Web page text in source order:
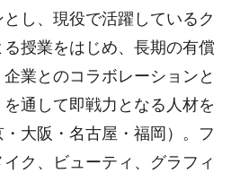
し、現役で活躍しているク
授業をはじめ、長期の有償
業とのコラボレーションと
通して即戦力となる人材を
大阪・名古屋・福岡）。フ
ク、ビューティ、グラフィ